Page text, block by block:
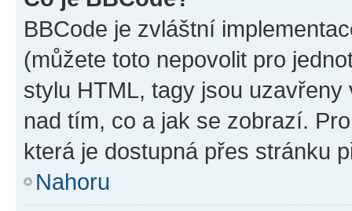
BBCode je zvláštní
(můžete toto nepovolit pro
stylu HTML, tagy jsou
nad tím, co a jak se zobrazí.
která je dostupná přes stránku
Nahoru